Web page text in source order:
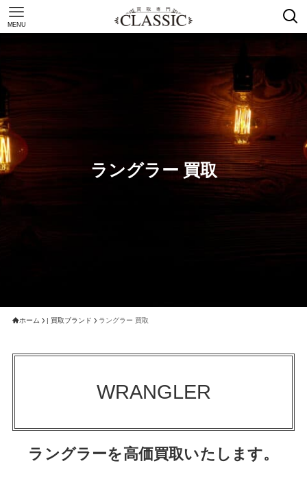
MENU
ラングラー 買取
ホーム | 買取ブランド ラングラー 買取
WRANGLER
ラングラーを高価買取いたします。